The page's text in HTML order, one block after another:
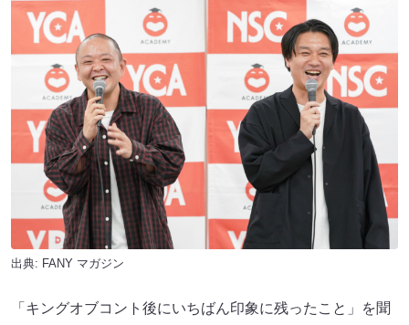
出典: FANY マガジン
「キングオブコント後にいちばん印象に残ったこと」を聞